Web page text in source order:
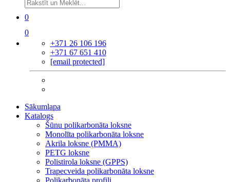
0
0
+371 26 106 196
+371 67 651 410
[email protected]
Sākumlapa
Katalogs
Šūnu polikarbonāta loksne
Monolīta polikarbonāta loksne
Akrila loksne (PMMA)
PETG loksne
Polistirola loksne (GPPS)
Trapecveida polikarbonāta loksne
Polikarbonāta profili